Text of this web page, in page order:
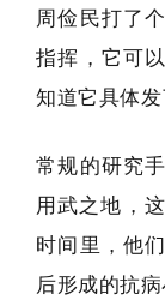
周俭民打了
指挥，它可
知道它具体发
常规的研究
用武之地，
时间里，他
后形成的抗